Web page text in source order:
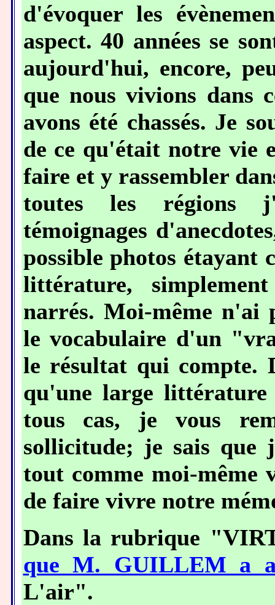
d'évoquer les
aspect. 40 années se
aujourd'hui, encore,
que nous vivions dans
avons été chassés. Je
de ce qu'était notre vie
faire et y rassembler
toutes les régions
témoignages
possible photos étayant
littérature,
narrés. Moi-même n'ai
le vocabulaire d'un
le résultat qui compte.
qu'une large
tous cas, je vous
sollicitude; je sais que
tout comme moi-même
de faire vivre notre
Dans la rubrique
que M. GUILLEM a
L'air".